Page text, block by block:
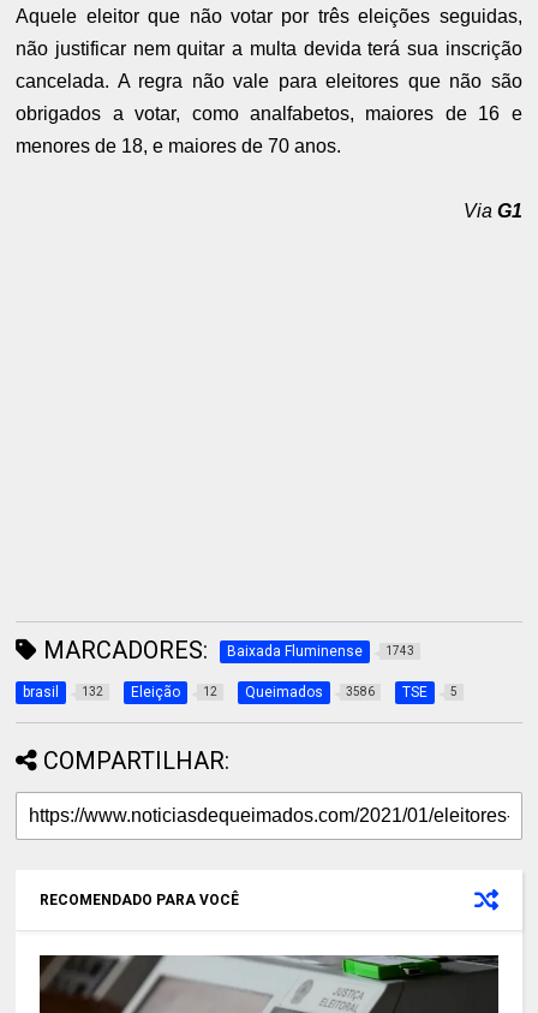
Aquele eleitor que não votar por três eleições seguidas,
não justificar nem quitar a multa devida terá sua inscrição
cancelada. A regra não vale para eleitores que não são
obrigados a votar, como analfabetos, maiores de 16 e
menores de 18, e maiores de 70 anos.
Via G1
MARCADORES: Baixada Fluminense 1743
brasil 132 Eleição 12 Queimados 3586 TSE 5
COMPARTILHAR:
RECOMENDADO PARA VOCÊ